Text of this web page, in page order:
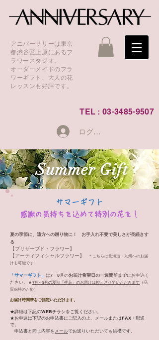
アニバーサリーは東京
都渋谷区上原にあるフ
ラワースタジオ。
オーダーメイドのフラ
ワーギフト、大人の花
レッスンも好評です。
TEL : 03-3485-9507
ログイン
SummerGift
サマーギフト
感謝の気持ちを込めて特別の花を！
夏の季節に、遠方への贈り物に！ お手入れ不要で美しさが長続きす
る
【プリザーブド・フラワー】
【アーティフィシャルフラワー】
＊こちらは北海道・九州へのお届
けも可能です
「サマーギフト」 は7・8月のお届け希望日の一週間前までにお申込く
ださい。★7月～9月の夏期「生花」のお届けは控えさせていただきます （品
質保持のため）
お届け時間帯をご指定いただけます。
★詳細は下記のWEBチラシをご覧ください。
★お申込は下記のお申込書にご記入の上、メールまたはFAX・郵送
で。
申込書と同じ内容を メールでお送りいただいても結構です。